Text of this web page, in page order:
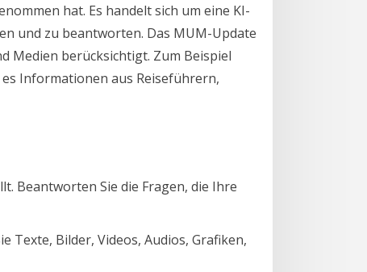
hat. Es handelt sich um eine KI-
und zu beantworten. Das MUM-Update
Medien berücksichtigt. Zum Beispiel
es Informationen aus Reiseführern,
Beantworten Sie die Fragen, die Ihre
Texte, Bilder, Videos, Audios, Grafiken,